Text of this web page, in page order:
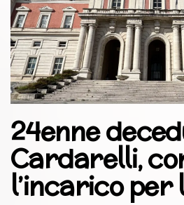
24enne
Cardarelli,
l’incarico per